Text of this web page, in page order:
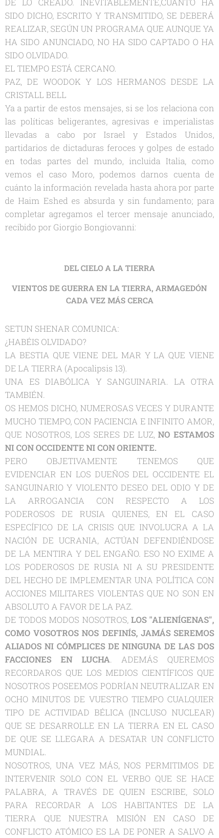
DE LO CREADO. INEVITABLEMENTE,CUANTO HA
SIDO DICHO, ESCRITO Y TRANSMITIDO, SE DEBERÁ
REALIZAR, SEGÚN UN PROGRAMA QUE AUNQUE YA
HA SIDO ANUNCIADO, NO HA SIDO CAPTADO O HA
SIDO OLVIDADO.
EL TIEMPO ESTÁ CERCANO.
PAZ, DE WOODOK Y LOS HERMANOS DESDE LA
CRISTALL BELL
Ya a partir de estos mensajes, si se los relaciona con
las políticas beligerantes, agresivas e imperialistas
llevadas a cabo por Israel y Estados Unidos,
partidarios de dictaduras feroces y golpes de estado
en todas partes del mundo, incluida Italia, como
vemos el caso Moro, podemos darnos cuenta de
cuánto la información revelada hasta ahora por parte
de Haim Eshed es absurda y sin fundamento; para
completar agregamos el tercer mensaje anunciado,
recibido por Giorgio Bongiovanni:
DEL CIELO A LA TIERRA
VIENTOS DE GUERRA EN LA TIERRA, ARMAGEDÓN
CADA VEZ MÁS CERCA
SETUN SHENAR COMUNICA:
¿HABÉIS OLVIDADO?
LA BESTIA QUE VIENE DEL MAR Y LA QUE VIENE
DE LA TIERRA (Apocalipsis 13).
UNA ES DIABÓLICA Y SANGUINARIA. LA OTRA
TAMBIÉN.
OS HEMOS DICHO, NUMEROSAS VECES Y DURANTE
MUCHO TIEMPO, CON PACIENCIA E INFINITO AMOR,
QUE NOSOTROS, LOS SERES DE LUZ,NO ESTAMOS
NI CON OCCIDENTE NI CON ORIENTE.
PERO OBJETIVAMENTE TENEMOS QUE
EVIDENCIAR EN LOS DUEÑOS DEL OCCIDENTE EL
SANGUINARIO Y VIOLENTO DESEO DEL ODIO Y DE
LA ARROGANCIA CON RESPECTO A LOS
PODEROSOS DE RUSIA QUIENES, EN EL CASO
ESPECÍFICO DE LA CRISIS QUE INVOLUCRA A LA
NACIÓN DE UCRANIA, ACTÚAN DEFENDIÉNDOSE
DE LA MENTIRA Y DEL ENGAÑO. ESO NO EXIME A
LOS PODEROSOS DE RUSIA NI A SU PRESIDENTE
DEL HECHO DE IMPLEMENTAR UNA POLÍTICA CON
ACCIONES MILITARES VIOLENTAS QUE NO SON EN
ABSOLUTO A FAVOR DE LA PAZ.
DE TODOS MODOS NOSOTROS,LOS "ALIENÍGENAS",
COMO VOSOTROS NOS DEFINÍS, JAMÁS SEREMOS
ALIADOS NI CÓMPLICES DE NINGUNA DE LAS DOS
FACCIONES EN LUCHA. ADEMÁS QUEREMOS
RECORDAROS QUE LOS MEDIOS CIENTÍFICOS QUE
NOSOTROS POSEEMOS PODRÍAN NEUTRALIZAR EN
OCHO MINUTOS DE VUESTRO TIEMPO CUALQUIER
TIPO DE ACTIVIDAD BÉLICA (INCLUSO NUCLEAR)
QUE SE DESARROLLE EN LA TIERRA EN EL CASO
DE QUE SE LLEGARA A DESATAR UN CONFLICTO
MUNDIAL.
NOSOTROS, UNA VEZ MÁS, NOS PERMITIMOS DE
INTERVENIR SOLO CON EL VERBO QUE SE HACE
PALABRA, A TRAVÉS DE QUIEN ESCRIBE, SOLO
PARA RECORDAR A LOS HABITANTES DE LA
TIERRA QUE NUESTRA MISIÓN EN CASO DE
CONFLICTO ATÓMICO ES LA DE PONER A SALVO A